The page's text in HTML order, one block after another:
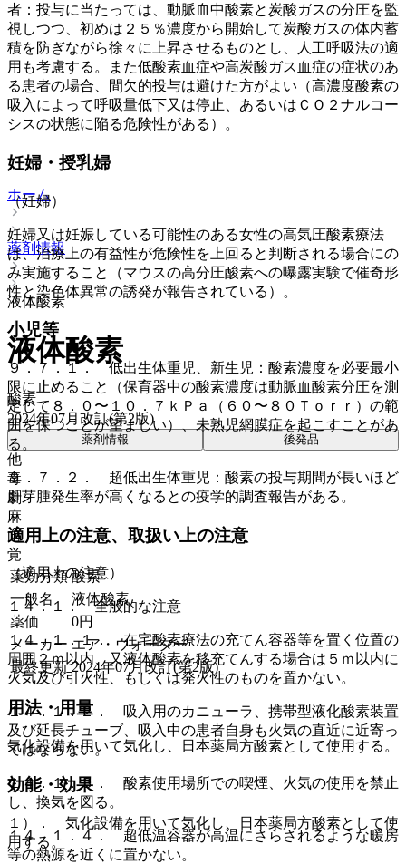
者：投与に当たっては、動脈血中酸素と炭酸ガスの分圧を監
視しつつ、初めは２５％濃度から開始して炭酸ガスの体内蓄
積を防ぎながら徐々に上昇させるものとし、人工呼吸法の適
用も考慮する。また低酸素血症や高炭酸ガス血症の症状のあ
る患者の場合、間欠的投与は避けた方がよい（高濃度酸素の
吸入によって呼吸量低下又は停止、あるいはＣＯ２ナルコー
シスの状態に陥る危険性がある）。
妊婦・授乳婦
（妊婦）
妊婦又は妊娠している可能性のある女性の高気圧酸素療法
は、治療上の有益性が危険性を上回ると判断される場合にの
み実施すること（マウスの高分圧酸素への曝露実験で催奇形
性と染色体異常の誘発が報告されている）。
小児等
９．７．１． 低出生体重児、新生児：酸素濃度を必要最小
限に止めること（保育器中の酸素濃度は動脈血酸素分圧を測
定して８．０〜１０．７ｋＰａ（６０〜８０Ｔｏｒｒ）の範
囲を保つことが望ましい）、未熟児網膜症を起こすことがあ
る。
９．７．２． 超低出生体重児：酸素の投与期間が長いほど
肝芽腫発生率が高くなるとの疫学的調査報告がある。
適用上の注意、取扱い上の注意
（適用上の注意）
１４．１． 全般的な注意
１４．１．１． 在宅酸素療法の充てん容器等を置く位置の
周囲２ｍ以内、又液体酸素を移充てんする場合は５ｍ以内に
火気及び引火性、もしくは発火性のものを置かない。
１４．１．２． 吸入用のカニューラ、携帯型液化酸素装置
及び延長チューブ、吸入中の患者自身も火気の直近に近寄っ
てはならない。
１４．１．３． 酸素使用場所での喫煙、火気の使用を禁止
し、換気を図る。
１４．１．４． 超低温容器が高温にさらされるような暖房
等の熱源を近くに置かない。
ホーム
薬剤情報
液体酸素
液体酸素
酸素
2024年07月改訂(第2版)
薬剤情報 後発品
他
毒
劇
麻
向
覚
薬効分類 酸素
一般名
液体酸素
薬価
0円
メーカー エア・ウォーター
最終更新 2024年07月改訂(第2版)
用法・用量
気化設備を用いて気化し、日本薬局方酸素として使用する。
効能・効果
１）． 気化設備を用いて気化し、日本薬局方酸素として使
用する。